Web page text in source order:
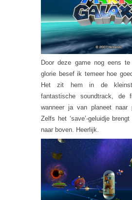
Door deze game nog eens
glorie besef ik temeer hoe
Het zit hem in de
fantastische soundtrack, de
wanneer ja van planeet naar
Zelfs het ‘save’-geluidje
naar boven. Heerlijk.